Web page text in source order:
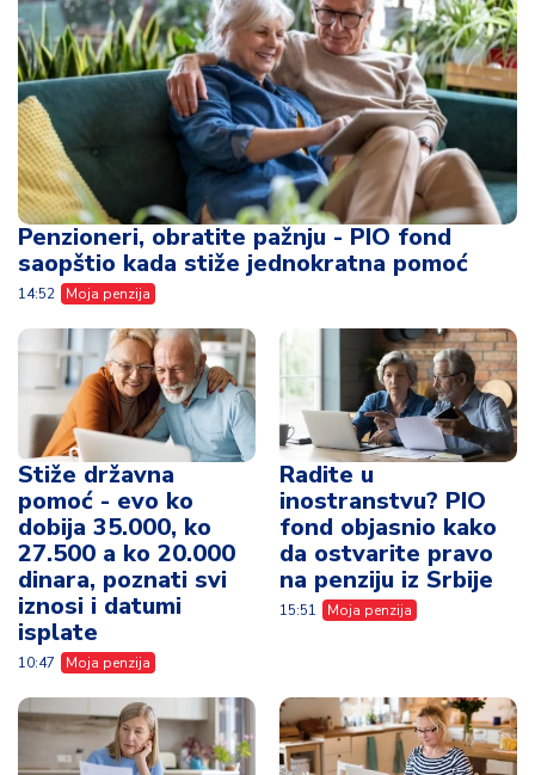
Penzioneri, obratite pažnju - PIO fond
saopštio kada stiže jednokratna pomoć
14:52 Moja penzija
Stiže državna
pomoć - evo ko
dobija 35.000, ko
27.500 a ko 20.000
dinara, poznati svi
iznosi i datumi
isplate
10:47 Moja penzija
Radite u
inostranstvu? PIO
fond objasnio kako
da ostvarite pravo
na penziju iz Srbije
15:51 Moja penzija